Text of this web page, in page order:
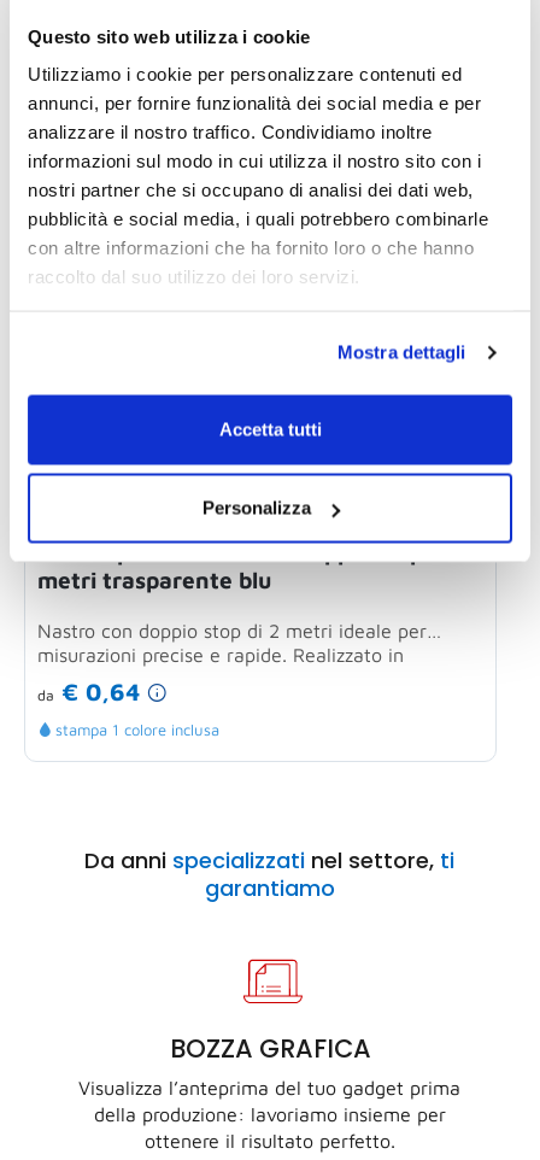
Questo sito web utilizza i cookie
Utilizziamo i cookie per personalizzare contenuti ed
annunci, per fornire funzionalità dei social media e per
analizzare il nostro traffico. Condividiamo inoltre
informazioni sul modo in cui utilizza il nostro sito con i
nostri partner che si occupano di analisi dei dati web,
pubblicità e social media, i quali potrebbero combinarle
con altre informazioni che ha fornito loro o che hanno
raccolto dal suo utilizzo dei loro servizi.
Mostra dettagli
Accetta tutti
Personalizza
Bestseller
Nastro personalizzabile doppio stop 2
metri trasparente blu
Nastro con doppio stop di 2 metri ideale per
misurazioni precise e rapide. Realizzato in
plastica...
da € 0,64
stampa 1 colore inclusa
Da anni specializzati nel settore, ti
garantiamo
BOZZA GRAFICA
Visualizza l’anteprima del tuo gadget prima
della produzione: lavoriamo insieme per
ottenere il risultato perfetto.